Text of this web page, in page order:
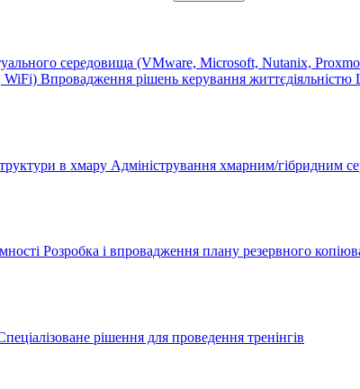
середовища (VMware, Microsoft, Nutanix,
WiFi) Впровадження рішень керування
в хмару Адміністрування хмарним/гібридним
Розробка і впровадження плану резервного
рішення для проведення тренінгів